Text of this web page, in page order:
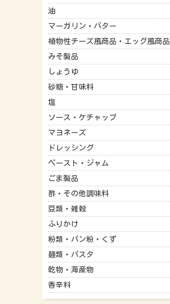
油
マーガリン・バター
植物性チーズ風商品・エッグ風商品
みそ製品
しょうゆ
砂糖・甘味料
塩
ソース・ケチャップ
マヨネーズ
ドレッシング
ペースト・ジャム
ごま製品
酢・その他調味料
豆類・雑穀
ふりかけ
粉類・パン粉・くず
麺類・パスタ
乾物・海産物
香辛料